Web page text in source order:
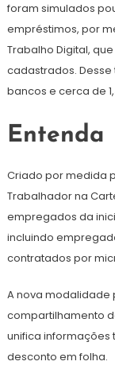
foram simulados
empréstimos, por
Trabalho Digital,
cadastrados. Desse
bancos e cerca de
Entenda
Criado por medida
Trabalhador na
empregados da
incluindo
contratados por
A nova modalidade
compartilhamento
unifica informações
desconto em folha.